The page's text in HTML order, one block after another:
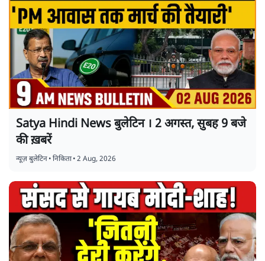
Satya Hindi News बुलेटिन । 2 अगस्त, सुबह 9 बजे
की ख़बरें
न्यूज़ बुलेटिन•निकिता•2 Aug, 2026